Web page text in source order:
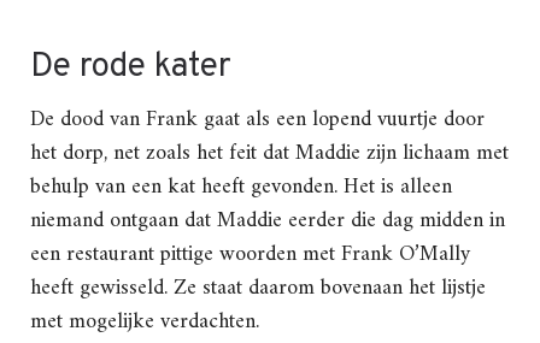
De rode kater
De dood van Frank gaat als een lopend vuurtje door
het dorp, net zoals het feit dat Maddie zijn lichaam met
behulp van een kat heeft gevonden. Het is alleen
niemand ontgaan dat Maddie eerder die dag midden in
een restaurant pittige woorden met Frank O’Mally
heeft gewisseld. Ze staat daarom bovenaan het lijstje
met mogelijke verdachten.